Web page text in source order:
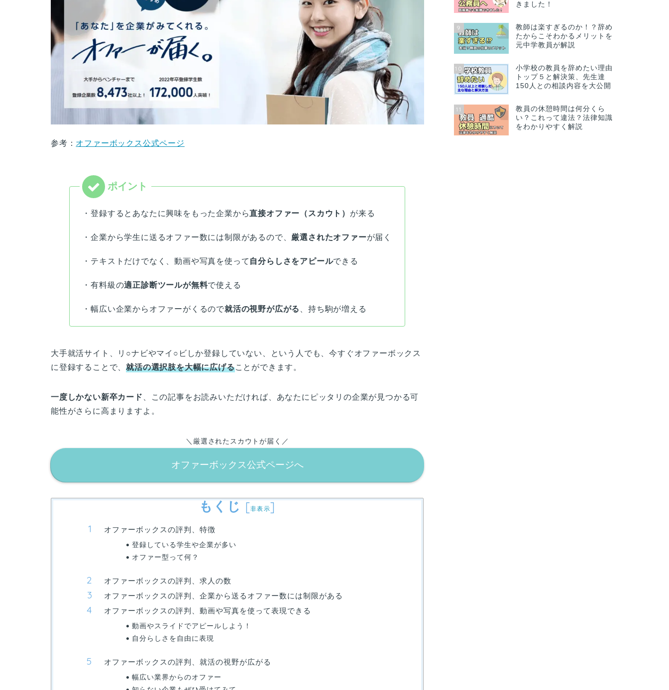
参考： オファーボックス公式ページ
・登録するとあなたに興味をもった企業から直接オファー（スカウト） が来る
・企業から学生に送るオファー数には制限があるので、 厳選されたオファーが届く
・テキストだけでなく、動画や写真を使って 自分らしさをアピールできる
・有料級の適正診断ツールが無料で使える
・幅広い企業からオファーがくるので就活の視野が広がる 、持ち駒が増える
大手就活サイト、リ○ナビやマイ○ビしか登録していない、という人でも、今すぐオファーボックス
に登録することで、就活の選択肢を大幅に広げることができます。
一度しかない新卒カード
、この記事をお読みいただければ、あなたにピッタリの企業が見つかる可
能性がさらに高まりますよ。
＼厳選されたスカウトが届く／
オファーボックス公式ページへ
もくじ [非表示]
オファーボックスの評判、特徴
登録している学生や企業が多い
オファー型って何？
オファーボックスの評判、求人の数
オファーボックスの評判、企業から送るオファー数には制限がある
オファーボックスの評判、動画や写真を使って表現できる
動画やスライドでアピールしよう！
自分らしさを自由に表現
オファーボックスの評判、就活の視野が広がる
幅広い業界からのオファー
きました！
9
教師は楽すぎるのか！？辞め
たからこそわかるメリットを
元中学教員が解説
10
小学校の教員を辞めたい理由
トップ５と解決策、先生達
150人との相談内容を大公開
11
教員の休憩時間は何分くら
い？これって違法？法律知識
をわかりやすく解説